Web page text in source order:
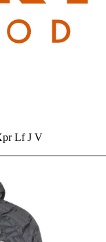
Lf J V